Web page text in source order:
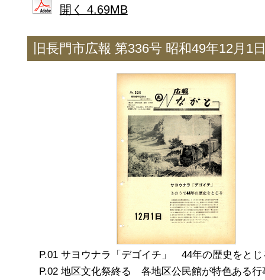
開く 4.69MB
旧長門市広報 第336号 昭和49年12月1
サヨウナラ「デゴイチ」 44年の歴史をとじ
地区文化祭終る 各地区公民館が特色ある